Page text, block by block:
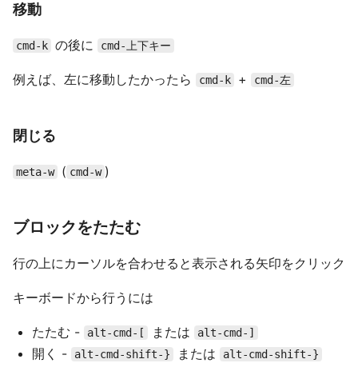
移動
cmd-k の後に cmd-上下キー
例えば、左に移動したかったら cmd-k + cmd-左
閉じる
meta-w ( cmd-w )
ブロックをたたむ
行の上にカーソルを合わせると表示される矢印をクリック
キーボードから行うには
たたむ - alt-cmd-[ または alt-cmd-]
開く - alt-cmd-shift-} または alt-cmd-shift-}